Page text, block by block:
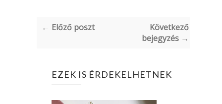
← Előző poszt
Következő
bejegyzés →
EZEK IS ÉRDEKELHETNEK